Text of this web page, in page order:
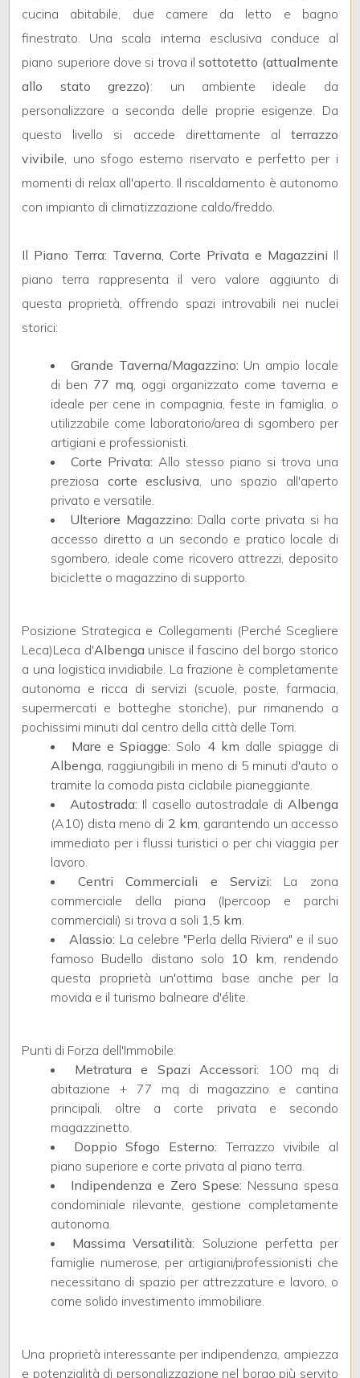
cucina abitabile, due camere da letto e bagno
finestrato. Una scala interna esclusiva conduce al
piano superiore dove si trova ilsottotetto (attualmente
allo stato grezzo): un ambiente ideale da
personalizzare a seconda delle proprie esigenze. Da
questo livello si accede direttamente al terrazzo
vivibile, uno sfogo esterno riservato e perfetto per i
momenti di relax all'aperto. Il riscaldamento è autonomo
con impianto di climatizzazione caldo/freddo.
Il Piano Terra: Taverna, Corte Privata e Magazzini Il
piano terra rappresenta il vero valore aggiunto di
questa proprietà, offrendo spazi introvabili nei nuclei
storici:
Grande Taverna/Magazzino: Un ampio locale
di ben 77 mq, oggi organizzato come taverna e
ideale per cene in compagnia, feste in famiglia, o
utilizzabile come laboratorio/area di sgombero per
artigiani e professionisti.
Corte Privata: Allo stesso piano si trova una
preziosa corte esclusiva, uno spazio all'aperto
privato e versatile.
Ulteriore Magazzino: Dalla corte privata si ha
accesso diretto a un secondo e pratico locale di
sgombero, ideale come ricovero attrezzi, deposito
biciclette o magazzino di supporto.
Posizione Strategica e Collegamenti (Perché Scegliere
Leca)Leca d'Albenga unisce il fascino del borgo storico
a una logistica invidiabile. La frazione è completamente
autonoma e ricca di servizi (scuole, poste, farmacia,
supermercati e botteghe storiche), pur rimanendo a
pochissimi minuti dal centro della città delle Torri.
Mare e Spiagge: Solo 4 km dalle spiagge di
Albenga, raggiungibili in meno di 5 minuti d'auto o
tramite la comoda pista ciclabile pianeggiante.
Autostrada: Il casello autostradale di Albenga
(A10) dista meno di 2 km, garantendo un accesso
immediato per i flussi turistici o per chi viaggia per
lavoro.
Centri Commerciali e Servizi: La zona
commerciale della piana (Ipercoop e parchi
commerciali) si trova a soli 1,5 km.
Alassio: La celebre "Perla della Riviera" e il suo
famoso Budello distano solo 10 km, rendendo
questa proprietà un'ottima base anche per la
movida e il turismo balneare d'élite.
Punti di Forza dell'Immobile:
Metratura e Spazi Accessori: 100 mq di
abitazione + 77 mq di magazzino e cantina
principali, oltre a corte privata e secondo
magazzinetto.
Doppio Sfogo Esterno: Terrazzo vivibile al
piano superiore e corte privata al piano terra.
Indipendenza e Zero Spese: Nessuna spesa
condominiale rilevante, gestione completamente
autonoma.
Massima Versatilità: Soluzione perfetta per
famiglie numerose, per artigiani/professionisti che
necessitano di spazio per attrezzature e lavoro, o
come solido investimento immobiliare.
Una proprietà interessante per indipendenza, ampiezza
e potenzialità di personalizzazione nel borgo più servito
5+
Bagni
minimi
Qualsiasi
1
2
Camere
minime
Qualsiasi
2
Altre
opzioni
multiscelta
Giardino
Posto auto/Box
Balcone/Terrazzo
Ascensore
Arredato
Nuova costruzione
Lusso